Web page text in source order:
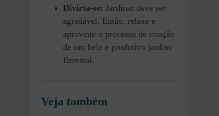
Divirta-se: Jardinar deve ser
agradável. Então, relaxe e
aproveite o processo de criação
de um belo e produtivo jardim
florestal.
Veja também